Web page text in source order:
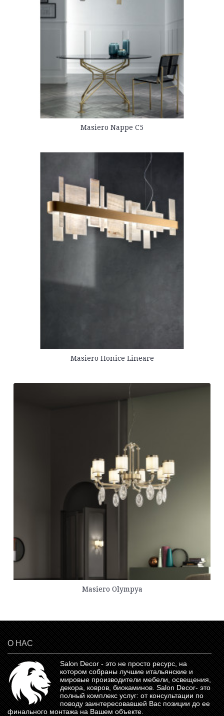
Masiero Nappe C5
Masiero Honice Lineare
Masiero Olympya
О НАС
Salon Decor - это не просто ресурс, на
котором собраны лучшие итальянские и
мировые производители мебели, освещения,
декора, ковров, биокаминов. Salon Decor- это
полный комплекс услуг: от консультации по
поводу заинтересовавшей Вас позиции до ее
финального монтажа на Вашем объекте.